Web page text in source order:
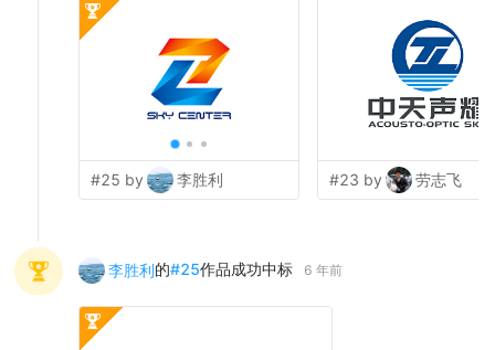
#25 by 李胜利 #23 by 劳志飞
李胜利的#25作品成功中标 6 年前